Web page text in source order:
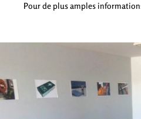
Pour de plus amples